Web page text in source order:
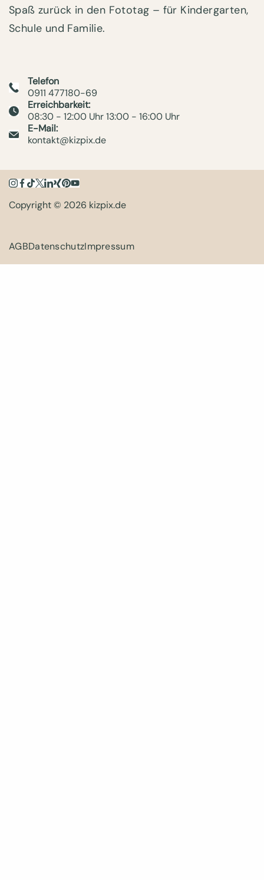
Spaß zurück in den Fototag – für Kindergarten,
Schule und Familie.
Telefon
0911 477180-69
Erreichbarkeit:
08:30 - 12:00 Uhr 13:00 - 16:00 Uhr
E-Mail:
kontakt@kizpix.de
Copyright © 2026 kizpix.de
AGBDatenschutzImpressum